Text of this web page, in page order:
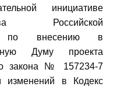
инициативе
Российской
по внесению в
Думу проекта
закона № 157234-7
изменений в Кодекс